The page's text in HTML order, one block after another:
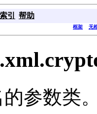
索引 帮助
框架 无
参数类